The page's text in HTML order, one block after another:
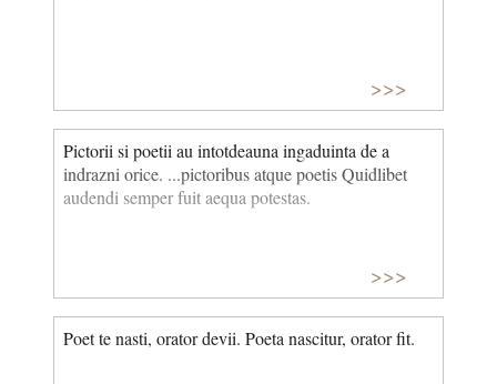
>>>
Pictorii si poetii au intotdeauna ingaduinta de a
indrazni orice. ...pictoribus atque poetis Quidlibet
audendi semper fuit aequa potestas.
>>>
Poet te nasti, orator devii. Poeta nascitur, orator fit.